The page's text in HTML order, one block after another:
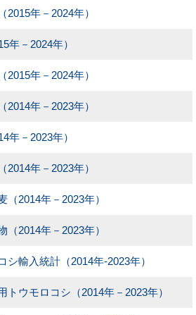
2015年－2024年）
年－2024年）
2015年－2024年）
2014年－2023年）
年－2023年）
2014年－2023年）
（2014年－2023年）
（2014年－2023年）
シ輸入統計（2014年-2023年）
トウモロコシ（2014年－2023年）